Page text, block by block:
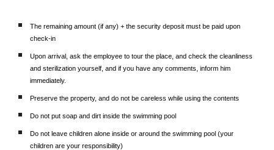
The remaining amount (if any) + the security deposit must be paid upon
check-in
Upon arrival, ask the employee to tour the place, and check the cleanliness
and sterilization yourself, and if you have any comments, inform him
immediately.
Preserve the property, and do not be careless while using the contents
Do not put soap and dirt inside the swimming pool
Do not leave children alone inside or around the swimming pool (your
children are your responsibility)